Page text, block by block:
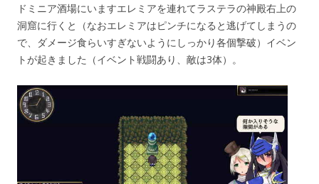
ドミニア酒場にいますエレミアを連れてラステラの神殿右上の
洞窟に行くと（なおエレミアはピンチになると逃げてしまうの
で、ダメージ食らいすぎないようにしっかり各個撃破）イベン
トが起きました（イベント戦闘あり、敵は3体）。